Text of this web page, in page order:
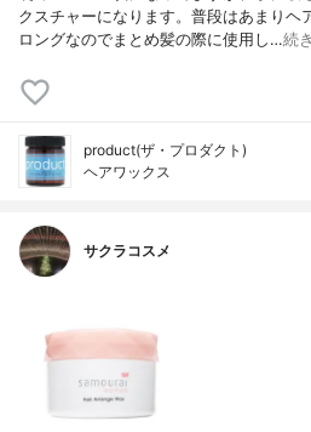
クスチャーになります。普段はあまりヘ
ロングなのでまとめ髪の際に使用し…続
product(ザ・プロダクト)
ヘアワックス
サクラコスメ